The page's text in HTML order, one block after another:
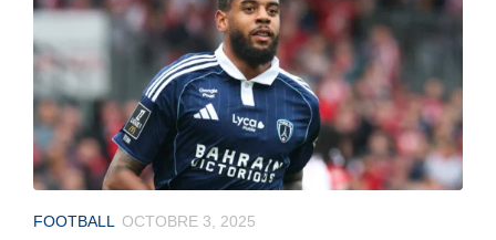
FOOTBALL OCTOBRE 3, 2025